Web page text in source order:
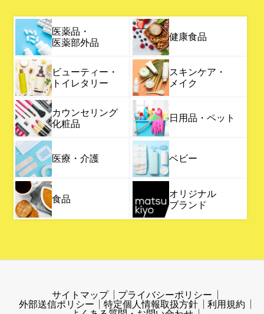
医薬品・
医薬部外品
健康食品
ビューティー・
トイレタリー
スキンケア・
メイク
カウンセリング
化粧品
日用品・ペット
医療・介護 ベビー
食品
オリジナル
ブランド
サイトマップ
プライバシーポリシー
外部送信ポリシー
特定個人情報取扱方針
利用規約